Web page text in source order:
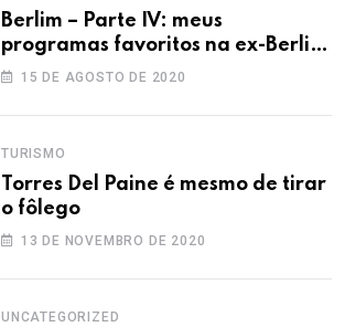
Berlim – Parte IV: meus
programas favoritos na ex-Berlim
Ocidental
15 DE AGOSTO DE 2020
TURISMO
Torres Del Paine é mesmo de tirar
o fôlego
13 DE NOVEMBRO DE 2020
UNCATEGORIZED